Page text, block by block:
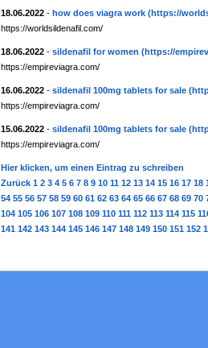
18.06.2022 - how does viagra work (https://
https://worldsildenafil.com/
18.06.2022 - sildenafil for women (https://
https://empireviagra.com/
16.06.2022 - sildenafil 100mg tablets for sale
https://empireviagra.com/
15.06.2022 - sildenafil 100mg tablets for sale
https://empireviagra.com/
Hier klicken, um einen Eintrag zu schreiben
Zurück 1 2 3 4 5 6 7 8 9 10 11 12 13 14 15 16 17 18
54 55 56 57 58 59 60 61 62 63 64 65 66 67 68 69 70
104 105 106 107 108 109 110 111 112 113 114 115
141 142 143 144 145 146 147 148 149 150 151 152